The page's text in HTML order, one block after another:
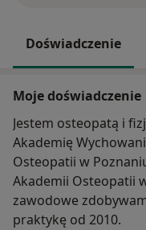
Doświadczenie
Moje doświadczenie
Jestem osteopatą i
Akademię
Osteopatii w
Akademii Osteopatii
zawodowe
praktykę od 2010.